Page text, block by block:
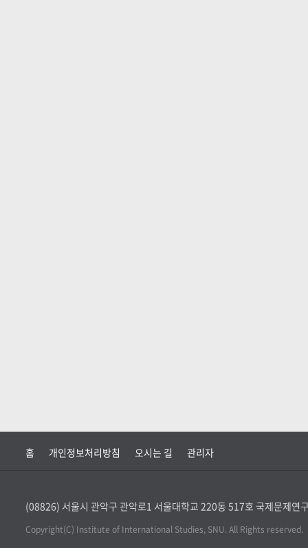
홈 개인정보처리방침 오시는 길 관리자
(08826) 서울시 관악구 관악로1 서울대학교 220동 517호 국제문제연
Copyright(C) Institute of International Studies, SNU. All Rights reserved.